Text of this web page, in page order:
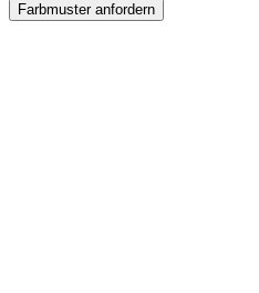
Farbmuster anfordern